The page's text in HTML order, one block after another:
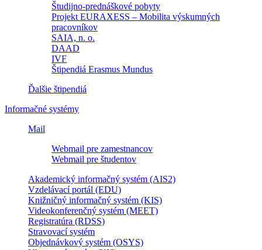
Študijno-prednáškové pobyty
Projekt EURAXESS – Mobilita výskumných
pracovníkov
SAIA, n. o.
DAAD
IVF
Štipendiá Erasmus Mundus
Ďalšie štipendiá
Informačné systémy
Mail
Webmail pre zamestnancov
Webmail pre študentov
Akademický informačný systém (AIS2)
Vzdelávací portál (EDU)
Knižničný informačný systém (KIS)
Videokonferenčný systém (MEET)
Registratúra (RDSS)
Stravovací systém
Objednávkový systém (OSYS)